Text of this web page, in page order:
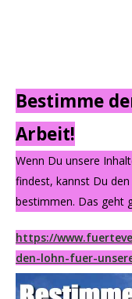
Bestimme
Arbeit!
Wenn Du unsere
findest, kannst Du
bestimmen. Das geht
https://
den-lohn-fuer-